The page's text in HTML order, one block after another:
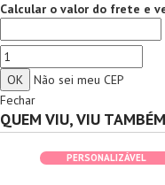
Calcular o valor do frete e
Não sei meu CEP
Fechar
QUEM VIU, VIU TAMBÉM
PERSONALIZÁVEL